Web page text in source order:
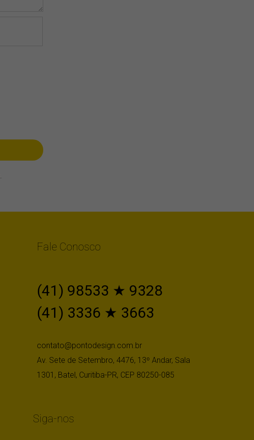
.
Fale Conosco
(41) 98533 ★ 9328
(41) 3336 ★ 3663
contato@pontodesign.com.br
Av. Sete de Setembro, 4476, 13º Andar, Sala
1301, Batel, Curitiba-PR, CEP 80250-085
Siga-nos